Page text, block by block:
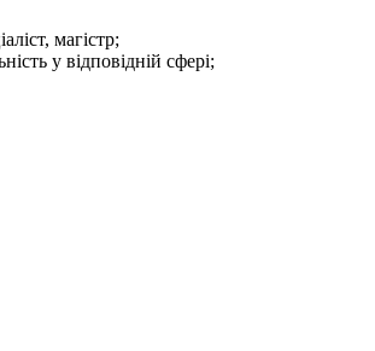
магістр;
у відповідній сфері;